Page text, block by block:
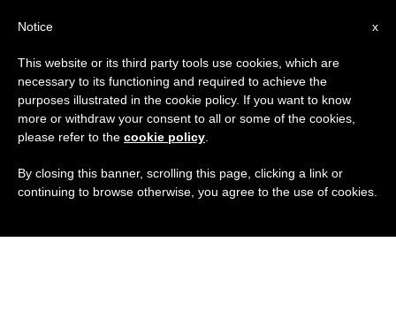
x
Notice
This website or its third party tools use cookies, which are
necessary to its functioning and required to achieve the
purposes illustrated in the cookie policy. If you want to know
more or withdraw your consent to all or some of the cookies,
please refer to the cookie policy
By closing this banner, scrolling this page, clicking a link or
continuing to browse otherwise, you agree to the use of cookies.